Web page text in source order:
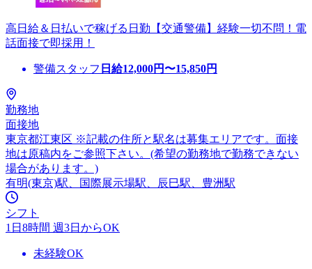
高日給＆日払いで稼げる日勤【交通警備】経験一切不問！電
話面接で即採用！
警備スタッフ 日給12,000円〜15,850円
勤務地
面接地
東京都江東区 ※記載の住所と駅名は募集エリアです。面接
地は原稿内をご参照下さい。(希望の勤務地で勤務できない
場合があります。)
有明(東京)駅、国際展示場駅、辰巳駅、豊洲駅
シフト
1日8時間 週3日からOK
未経験OK